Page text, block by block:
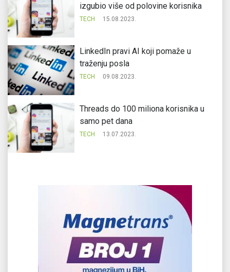
izgubio više od polovine korisnika
TECH 15.08.2023.
LinkedIn pravi AI koji pomaže u
traženju posla
TECH 09.08.2023.
Threads do 100 miliona korisnika u
samo pet dana
TECH 13.07.2023.